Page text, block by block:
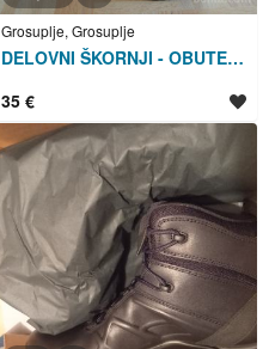
DELOVNI ŠKORNJI - OBUTEV NOVO MESTO ŠT.45
Grosuplje, Grosuplje
35 €